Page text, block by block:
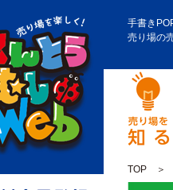
手書き
売り場の
TOP＞